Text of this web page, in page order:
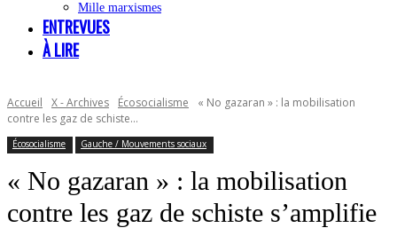
Mille marxismes
ENTREVUES
À LIRE
Accueil X - Archives Écosocialisme
« No gazaran » : la mobilisation
contre les gaz de schiste...
Écosocialisme Gauche / Mouvements sociaux
« No gazaran » : la mobilisation
contre les gaz de schiste s’amplifie